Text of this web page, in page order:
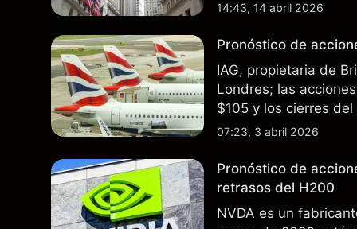
14:43, 14 abril 2026
Pronóstico de
IAG, propietaria de
Londres; las
$105 y los cierres
rutas. El rendimiento
07:23, 3 abril 2026
Pronóstico de
retrasos del H200
NVDA es un